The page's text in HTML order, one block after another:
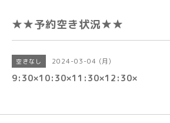
★★予約空き状況★★
空きなし 2024-03-04 (月)
9:30×10:30×11:30×12:30×